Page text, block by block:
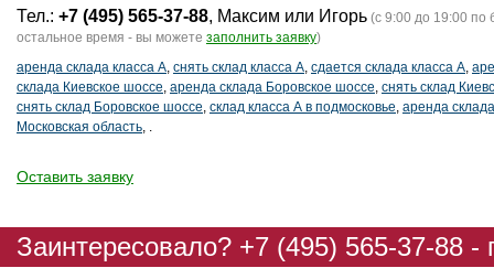
Тел.: +7 (495) 565-37-88, Максим или Игорь (с 9:00 до 19:00 по
остальное время - вы можете заполнить заявку)
аренда склада класса А, снять склад класса А, сдается склада класса А,
склада Киевское шоссе, аренда склада Боровское шоссе, снять склад
снять склад Боровское шоссе, склад класса А в подмосковье, аренда
Московская область, .
Оставить заявку
Заинтересовало? +7 (495) 565-37-88